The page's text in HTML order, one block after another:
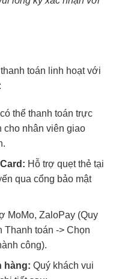
toán linh hoạt với
thể thanh toán trực
cho nhân viên giao
Hỗ trợ quẹt thẻ tại
qua cổng bảo mật
MoMo, ZaloPay (Quy
toán -> Chọn
công).
hàng: Quý khách vui